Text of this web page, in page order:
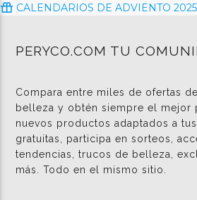
CALENDARIOS DE ADVIENTO 2025
PERYCO.COM TU
Compara entre miles de ofertas
belleza y obtén siempre el mejor
nuevos productos adaptados a
gratuitas, participa en sorteos,
tendencias, trucos de belleza,
más. Todo en el mismo sitio.